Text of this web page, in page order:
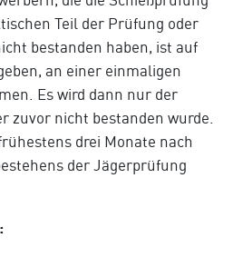
Teil der Prüfung oder
bestanden haben, ist auf
an einer einmaligen
Es wird dann nur der
zuvor nicht bestanden wurde.
drei Monate nach
der Jägerprüfung